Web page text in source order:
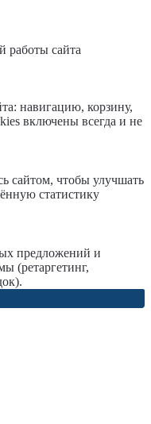
работы сайта
навигацию, корзину,
включены всегда и не
сайтом, чтобы улучшать
статистику
предложений и
(ретаргетинг,